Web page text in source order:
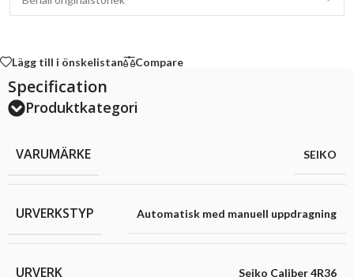
Lägg till i önskelistan Compare
Specification
Produktkategori
VARUMÄRKE SEIKO
URVERKSTYP Automatisk med manuell uppdragning
URVERK Seiko Caliber 4R36